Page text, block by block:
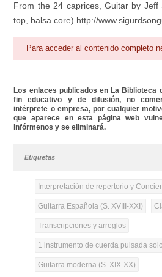
Área personal
From the 24 caprices, Guitar by Jeff
top, balsa core) http://
Para acceder al contenido completo
Los enlaces publicados en La Biblioteca
fin educativo y de difusión, no
intérprete o empresa, por cualquier
que aparece en esta página web
infórmenos y se eliminará.
Etiquetas
Interpretación de repertorio y
Guitarra Española (S. XVIII-XXI)
Transcripciones y arreglos
1 instrumento de cuerda pulsada solo
Guitarra moderna (S. XIX-XX)